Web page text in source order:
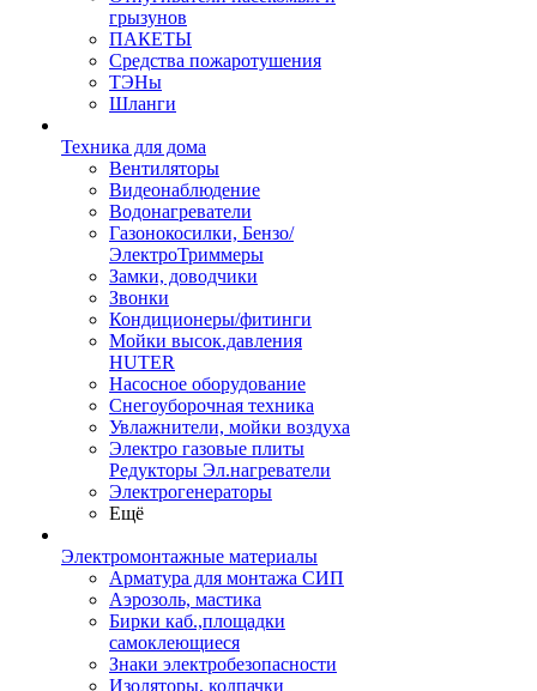
грызунов
ПАКЕТЫ
Средства пожаротушения
ТЭНы
Шланги
Техника для дома
Вентиляторы
Видеонаблюдение
Водонагреватели
Газонокосилки, Бензо/
ЭлектроТриммеры
Замки, доводчики
Звонки
Кондиционеры/фитинги
Мойки высок.давления
HUTER
Насосное оборудование
Снегоуборочная техника
Увлажнители, мойки воздуха
Электро газовые плиты
Редукторы Эл.нагреватели
Электрогенераторы
Ещё
Электромонтажные материалы
Арматура для монтажа СИП
Аэрозоль, мастика
Бирки каб.,площадки
самоклеющиеся
Знаки электробезопасности
Изоляторы, колпачки